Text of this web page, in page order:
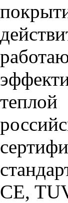
CE,